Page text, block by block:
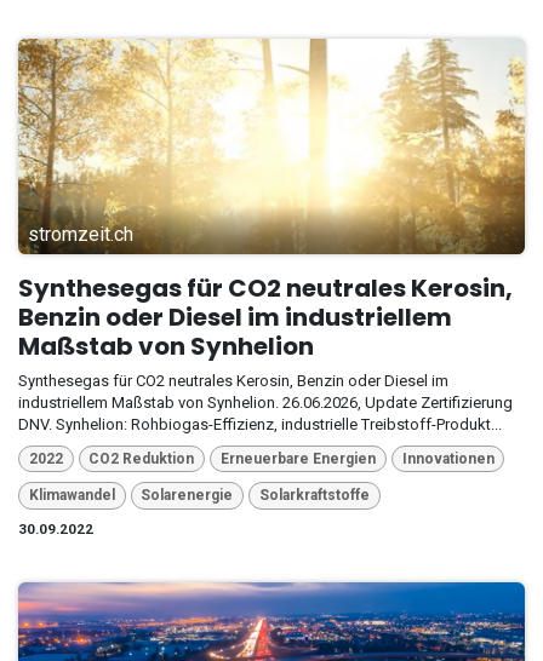
stromzeit.ch
Synthesegas für CO2 neutrales Kerosin,
Benzin oder Diesel im industriellem
Maßstab von Synhelion
Synthesegas für CO2 neutrales Kerosin, Benzin oder Diesel im
industriellem Maßstab von Synhelion. 26.06.2026, Update Zertifizierung
DNV. Synhelion: Rohbiogas-Effizienz, industrielle Treibstoff-Produkt...
2022 CO2 Reduktion Erneuerbare Energien Innovationen
Klimawandel Solarenergie
Solarkraftstoffe
30.09.2022